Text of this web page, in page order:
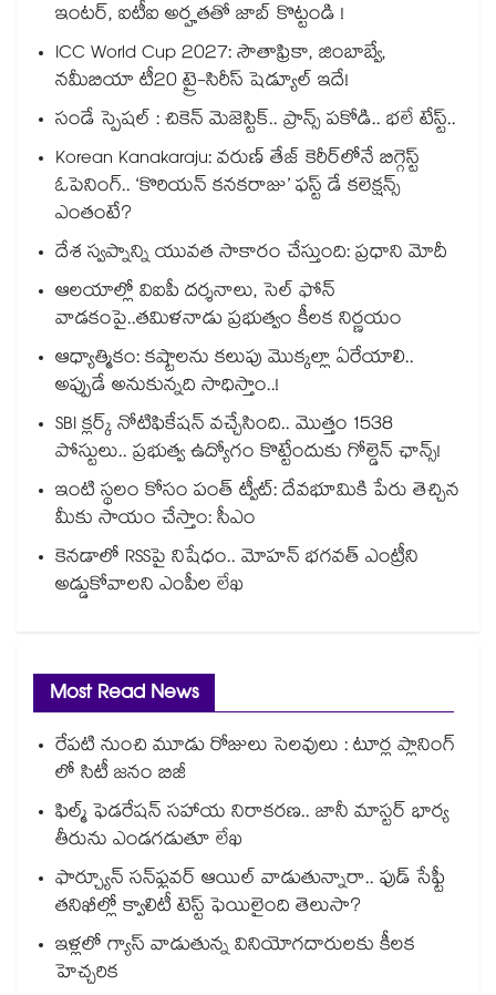
ఇంటర్, ఐటీఐ అర్హతతో జాబ్ కొట్టండి !
ICC World Cup 2027: సౌతాఫ్రికా, జింబాబ్వే,
నమీబియా టీ20 ట్రై-సిరీస్ షెడ్యూల్ ఇదే!
సండే స్పెషల్ : చికెన్ మెజెస్టిక్.. ప్రాన్స్ పకోడి.. భలే టేస్ట్..
Korean Kanakaraju: వరుణ్ తేజ్ కెరీర్‌లోనే బిగ్గెస్ట్
ఓపెనింగ్‌.. ‘కొరియన్ కనకరాజు’ ఫస్ట్ డే కలెక్షన్స్
ఎంతంటే?
దేశ స్వప్నాన్ని యువత సాకారం చేస్తుంది: ప్రధాని మోదీ
ఆలయాల్లో విఐపీ దర్శనాలు, సెల్ ఫోన్
వాడకంపై..తమిళనాడు ప్రభుత్వం కీలక నిర్ణయం
ఆధ్యాత్మికం: కష్టాలను కలుపు మొక్కల్లా ఏరేయాలి..
అప్పుడే అనుకున్నది సాధిస్తాం..!
SBI క్లర్క్ నోటిఫికేషన్ వచ్చేసింది.. మొత్తం 1538
పోస్టులు.. ప్రభుత్వ ఉద్యోగం కొట్టేందుకు గోల్డెన్ ఛాన్స్!
ఇంటి స్థలం కోసం పంత్ ట్వీట్: దేవభూమికి పేరు తెచ్చిన
మీకు సాయం చేస్తాం: సీఎం
కెనడాలో RSSపై నిషేధం.. మోహన్ భగవత్ ఎంట్రీని
అడ్డుకోవాలని ఎంపీల లేఖ
Most Read News
రేపటి నుంచి మూడు రోజులు సెలవులు : టూర్ల ప్లానింగ్
లో సిటీ జనం బిజీ
ఫిల్మ్ ఫెడరేషన్ సహాయ నిరాకరణ.. జానీ మాస్టర్ భార్య
తీరును ఎండగడుతూ లేఖ
ఫార్చ్యూన్ సన్‌ఫ్లవర్ ఆయిల్ వాడుతున్నారా.. ఫుడ్ సేఫ్టీ
తనిఖీల్లో క్వాలిటీ టెస్ట్ ఫెయిలైంది తెలుసా?
ఇళ్లలో గ్యాస్ వాడుతున్న వినియోగదారులకు కీలక
హెచ్చరిక